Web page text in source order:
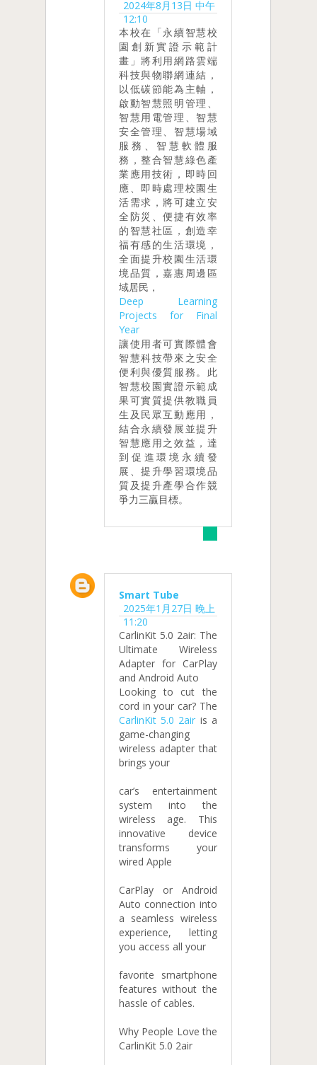
2024年8月13日 中午
12:10
本校在「永續智慧校
園創新實證示範計
畫」將利用網路雲端
科技與物聯網連結，
以低碳節能為主軸，
啟動智慧照明管理、
智慧用電管理、智慧
安全管理、智慧場域
服務、智慧軟體服
務，整合智慧綠色產
業應用技術，即時回
應、即時處理校園生
活需求，將可建立安
全防災、便捷有效率
的智慧社區，創造幸
福有感的生活環境，
全面提升校園生活環
境品質，嘉惠周邊區
域居民，
Deep Learning
Projects for Final
Year
讓使用者可實際體會
智慧科技帶來之安全
便利與優質服務。此
智慧校園實證示範成
果可實質提供教職員
生及民眾互動應用，
結合永續發展並提升
智慧應用之效益，達
到促進環境永續發
展、提升學習環境品
質及提升產學合作競
爭力三贏目標。
Smart Tube
2025年1月27日 晚上
11:20
CarlinKit 5.0 2air: The
Ultimate Wireless
Adapter for CarPlay
and Android Auto
Looking to cut the
cord in your car? The
CarlinKit 5.0 2air is a
game-changing
wireless adapter that
brings your
car’s entertainment
system into the
wireless age. This
innovative device
transforms your
wired Apple
CarPlay or Android
Auto connection into
a seamless wireless
experience, letting
you access all your
favorite smartphone
features without the
hassle of cables.
Why People Love the
CarlinKit 5.0 2air